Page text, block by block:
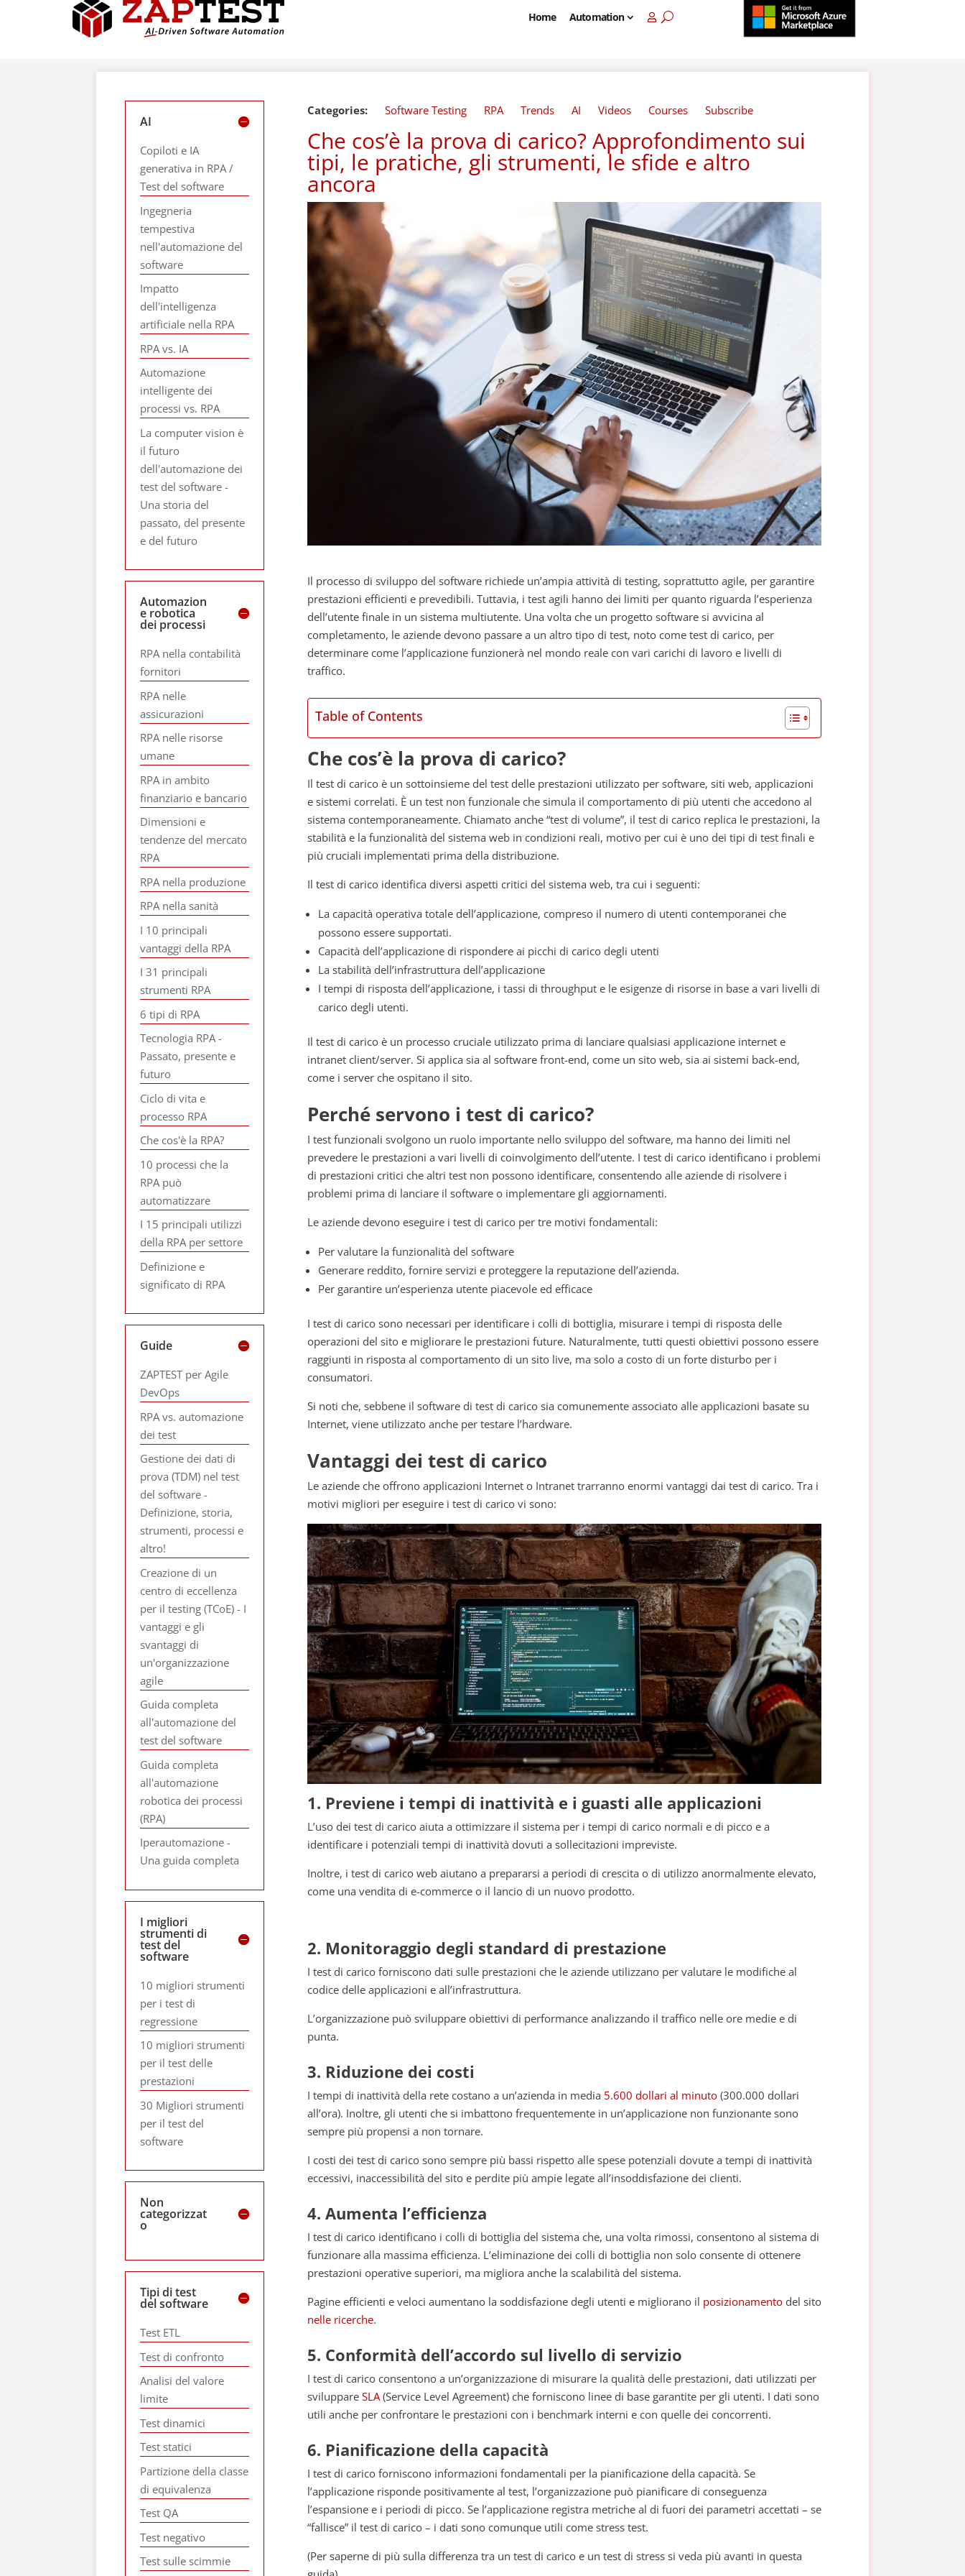
Home Automation
Categories: Software Testing RPA Trends AI Videos Courses Subscribe
Che cos’è la prova di carico? Approfondimento sui
tipi, le pratiche, gli strumenti, le sfide e altro
ancora
Il processo di sviluppo del software richiede un’ampia attività di testing, soprattutto agile, per garantire
prestazioni efficienti e prevedibili. Tuttavia, i test agili hanno dei limiti per quanto riguarda l’esperienza
dell’utente finale in un sistema multiutente. Una volta che un progetto software si avvicina al
completamento, le aziende devono passare a un altro tipo di test, noto come test di carico, per
determinare come l’applicazione funzionerà nel mondo reale con vari carichi di lavoro e livelli di
traffico.
Table of Contents
Che cos’è la prova di carico?
Il test di carico è un sottoinsieme del test delle prestazioni utilizzato per software, siti web, applicazioni
e sistemi correlati. È un test non funzionale che simula il comportamento di più utenti che accedono al
sistema contemporaneamente. Chiamato anche “test di volume”, il test di carico replica le prestazioni, la
stabilità e la funzionalità del sistema web in condizioni reali, motivo per cui è uno dei tipi di test finali e
più cruciali implementati prima della distribuzione.
Il test di carico identifica diversi aspetti critici del sistema web, tra cui i seguenti:
La capacità operativa totale dell’applicazione, compreso il numero di utenti contemporanei che
possono essere supportati.
Capacità dell’applicazione di rispondere ai picchi di carico degli utenti
La stabilità dell’infrastruttura dell’applicazione
I tempi di risposta dell’applicazione, i tassi di throughput e le esigenze di risorse in base a vari livelli di
carico degli utenti.
Il test di carico è un processo cruciale utilizzato prima di lanciare qualsiasi applicazione internet e
intranet client/server. Si applica sia al software front-end, come un sito web, sia ai sistemi back-end,
come i server che ospitano il sito.
Perché servono i test di carico?
I test funzionali svolgono un ruolo importante nello sviluppo del software, ma hanno dei limiti nel
prevedere le prestazioni a vari livelli di coinvolgimento dell’utente. I test di carico identificano i problemi
di prestazioni critici che altri test non possono identificare, consentendo alle aziende di risolvere i
problemi prima di lanciare il software o implementare gli aggiornamenti.
Le aziende devono eseguire i test di carico per tre motivi fondamentali:
Per valutare la funzionalità del software
Generare reddito, fornire servizi e proteggere la reputazione dell’azienda.
Per garantire un’esperienza utente piacevole ed efficace
I test di carico sono necessari per identificare i colli di bottiglia, misurare i tempi di risposta delle
operazioni del sito e migliorare le prestazioni future. Naturalmente, tutti questi obiettivi possono essere
raggiunti in risposta al comportamento di un sito live, ma solo a costo di un forte disturbo per i
consumatori.
Si noti che, sebbene il software di test di carico sia comunemente associato alle applicazioni basate su
Internet, viene utilizzato anche per testare l’hardware.
Vantaggi dei test di carico
Le aziende che offrono applicazioni Internet o Intranet trarranno enormi vantaggi dai test di carico. Tra i
motivi migliori per eseguire i test di carico vi sono:
1. Previene i tempi di inattività e i guasti alle applicazioni
L’uso dei test di carico aiuta a ottimizzare il sistema per i tempi di carico normali e di picco e a
identificare i potenziali tempi di inattività dovuti a sollecitazioni impreviste.
Inoltre, i test di carico web aiutano a prepararsi a periodi di crescita o di utilizzo anormalmente elevato,
come una vendita di e-commerce o il lancio di un nuovo prodotto.
2. Monitoraggio degli standard di prestazione
I test di carico forniscono dati sulle prestazioni che le aziende utilizzano per valutare le modifiche al
codice delle applicazioni e all’infrastruttura.
L’organizzazione può sviluppare obiettivi di performance analizzando il traffico nelle ore medie e di
punta.
3. Riduzione dei costi
I tempi di inattività della rete costano a un’azienda in media 5.600 dollari al minuto (300.000 dollari
all’ora). Inoltre, gli utenti che si imbattono frequentemente in un’applicazione non funzionante sono
sempre più propensi a non tornare.
I costi dei test di carico sono sempre più bassi rispetto alle spese potenziali dovute a tempi di inattività
eccessivi, inaccessibilità del sito e perdite più ampie legate all’insoddisfazione dei clienti.
4. Aumenta l’efficienza
I test di carico identificano i colli di bottiglia del sistema che, una volta rimossi, consentono al sistema di
funzionare alla massima efficienza. L’eliminazione dei colli di bottiglia non solo consente di ottenere
prestazioni operative superiori, ma migliora anche la scalabilità del sistema.
Pagine efficienti e veloci aumentano la soddisfazione degli utenti e migliorano il posizionamento del sito
nelle ricerche.
5. Conformità dell’accordo sul livello di servizio
I test di carico consentono a un’organizzazione di misurare la qualità delle prestazioni, dati utilizzati per
sviluppareSLA (Service Level Agreement) che forniscono linee di base garantite per gli utenti. I dati sono
utili anche per confrontare le prestazioni con i benchmark interni e con quelle dei concorrenti.
6. Pianificazione della capacità
I test di carico forniscono informazioni fondamentali per la pianificazione della capacità. Se
l’applicazione risponde positivamente al test, l’organizzazione può pianificare di conseguenza
l’espansione e i periodi di picco. Se l’applicazione registra metriche al di fuori dei parametri accettati – se
“fallisce” il test di carico – i dati sono comunque utili come stress test.
(Per saperne di più sulla differenza tra un test di carico e un test di stress si veda più avanti in questa
AI
Copiloti e IA
generativa in RPA /
Test del software
Ingegneria
tempestiva
nell'automazione del
software
Impatto
dell'intelligenza
artificiale nella RPA
RPA vs. IA
Automazione
intelligente dei
processi vs. RPA
La computer vision è
il futuro
dell'automazione dei
test del software -
Una storia del
passato, del presente
e del futuro
Automazion
e robotica
dei processi
RPA nella contabilità
fornitori
RPA nelle
assicurazioni
RPA nelle risorse
umane
RPA in ambito
finanziario e bancario
Dimensioni e
tendenze del mercato
RPA
RPA nella produzione
RPA nella sanità
I 10 principali
vantaggi della RPA
I 31 principali
strumenti RPA
6 tipi di RPA
Tecnologia RPA -
Passato, presente e
futuro
Ciclo di vita e
processo RPA
Che cos'è la RPA?
10 processi che la
RPA può
automatizzare
I 15 principali utilizzi
della RPA per settore
Definizione e
significato di RPA
Guide
ZAPTEST per Agile
DevOps
RPA vs. automazione
dei test
Gestione dei dati di
prova (TDM) nel test
del software -
Definizione, storia,
strumenti, processi e
altro!
Creazione di un
centro di eccellenza
per il testing (TCoE) - I
vantaggi e gli
svantaggi di
un'organizzazione
agile
Guida completa
all'automazione del
test del software
Guida completa
all'automazione
robotica dei processi
(RPA)
Iperautomazione -
Una guida completa
I migliori
strumenti di
test del
software
10 migliori strumenti
per i test di
regressione
10 migliori strumenti
per il test delle
prestazioni
30 Migliori strumenti
per il test del
software
Non
categorizzat
o
Tipi di test
del software
Test ETL
Test di confronto
Analisi del valore
limite
Test dinamici
Test statici
Partizione della classe
di equivalenza
Test QA
Test negativo
Test sulle scimmie